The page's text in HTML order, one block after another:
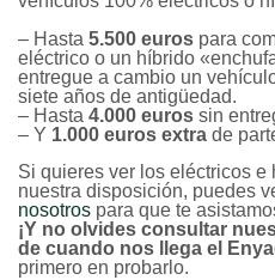
– Hasta 5.500 euros para
eléctrico o un híbrido
entregue a cambio un
siete años de antigüedad.
– Hasta 4.000 euros sin
– Y 1.000 euros extra de
Si quieres ver los eléctricos e
nuestra disposición, puedes
nosotros para que te
¡Y no olvides consultar
de cuando nos llega el
primero en probarlo.